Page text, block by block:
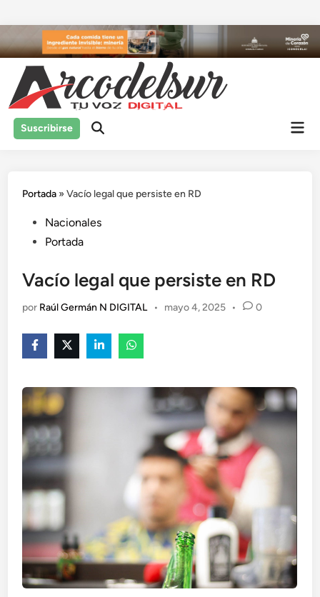
al
contenido
Suscribirse
Portada »Vacío legal que persiste en RD
Publicado
en
Nacionales
Portada
Vacío legal que persiste en RD
por Raúl Germán N DIGITAL • mayo 4, 2025 • 0